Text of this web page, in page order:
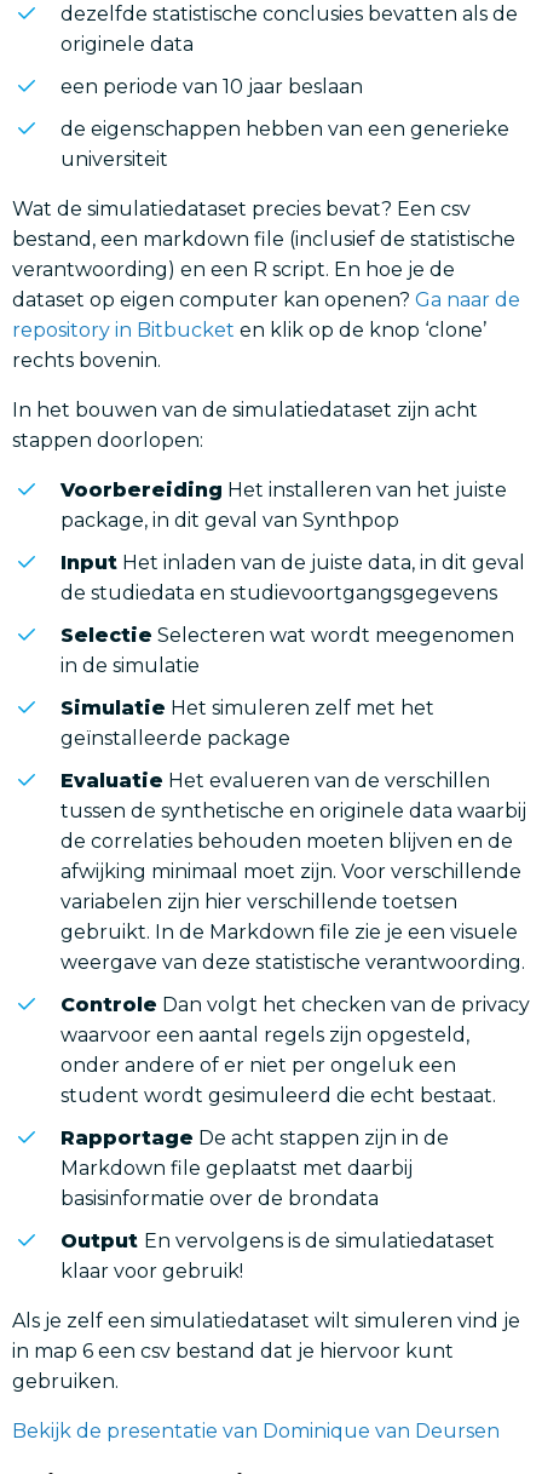
dezelfde statistische conclusies bevatten als de
originele data
een periode van 10 jaar beslaan
de eigenschappen hebben van een generieke
universiteit
Wat de simulatiedataset precies bevat? Een csv
bestand, een markdown file (inclusief de statistische
verantwoording) en een R script. En hoe je de
dataset op eigen computer kan openen? Ga naar de
repository in Bitbucket en klik op de knop ‘clone’
rechts bovenin.
In het bouwen van de simulatiedataset zijn acht
stappen doorlopen:
Voorbereiding Het installeren van het juiste
package, in dit geval van Synthpop
Input Het inladen van de juiste data, in dit geval
de studiedata en studievoortgangsgegevens
Selectie Selecteren wat wordt meegenomen
in de simulatie
Simulatie Het simuleren zelf met het
geïnstalleerde package
Evaluatie Het evalueren van de verschillen
tussen de synthetische en originele data waarbij
de correlaties behouden moeten blijven en de
afwijking minimaal moet zijn. Voor verschillende
variabelen zijn hier verschillende toetsen
gebruikt. In de Markdown file zie je een visuele
weergave van deze statistische verantwoording.
Controle Dan volgt het checken van de privacy
waarvoor een aantal regels zijn opgesteld,
onder andere of er niet per ongeluk een
student wordt gesimuleerd die echt bestaat.
Rapportage De acht stappen zijn in de
Markdown file geplaatst met daarbij
basisinformatie over de brondata
Output En vervolgens is de simulatiedataset
klaar voor gebruik!
Als je zelf een simulatiedataset wilt simuleren vind je
in map 6 een csv bestand dat je hiervoor kunt
gebruiken.
Bekijk de presentatie van Dominique van Deursen